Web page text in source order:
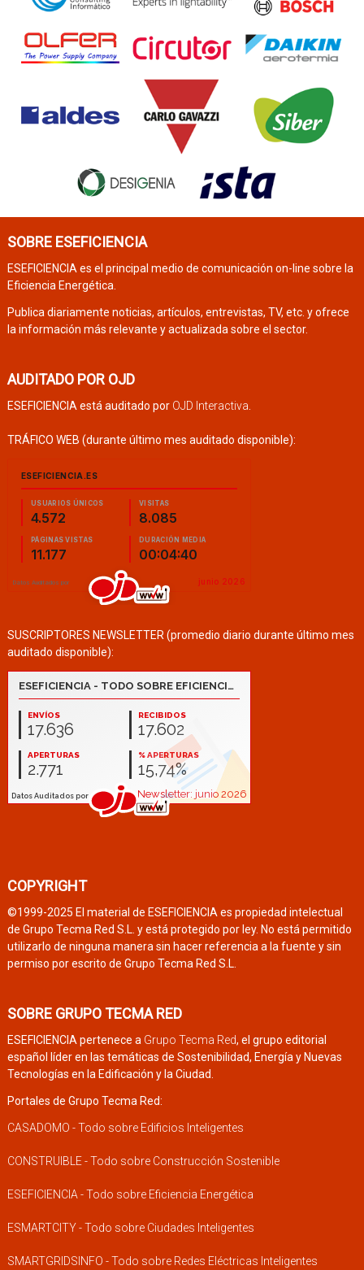
SOBRE ESEFICIENCIA
ESEFICIENCIA es el principal medio de comunicación on-line sobre la
Eficiencia Energética.
Publica diariamente noticias, artículos, entrevistas, TV, etc. y ofrece
la información más relevante y actualizada sobre el sector.
AUDITADO POR OJD
ESEFICIENCIA está auditado por OJD Interactiva
TRÁFICO WEB (durante último mes auditado disponible):
SUSCRIPTORES NEWSLETTER (promedio diario durante último mes
auditado disponible):
COPYRIGHT
©1999-2025 El material de ESEFICIENCIA es propiedad intelectual
de Grupo Tecma Red S.L. y está protegido por ley. No está permitido
utilizarlo de ninguna manera sin hacer referencia a la fuente y sin
permiso por escrito de Grupo Tecma Red S.L.
SOBRE GRUPO TECMA RED
ESEFICIENCIA pertenece a Grupo Tecma Red, el grupo editorial
español líder en las temáticas de Sostenibilidad, Energía y Nuevas
Tecnologías en la Edificación y la Ciudad.
Portales de Grupo Tecma Red:
CASADOMO - Todo sobre Edificios Inteligentes
CONSTRUIBLE - Todo sobre Construcción Sostenible
ESEFICIENCIA - Todo sobre Eficiencia Energética
ESMARTCITY - Todo sobre Ciudades Inteligentes
SMARTGRIDSINFO - Todo sobre Redes Eléctricas Inteligentes